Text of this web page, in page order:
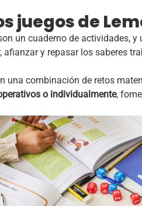
juegos de
un cuaderno de actividades,
afianzar y repasar los saberes
una combinación de retos
o individualmente,